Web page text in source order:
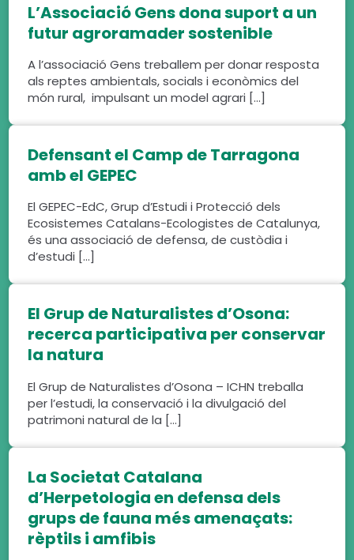
L’Associació Gens dona suport a un
futur agroramader sostenible
A l’associació Gens treballem per donar resposta
als reptes ambientals, socials i econòmics del
món rural, impulsant un model agrari […]
Defensant el Camp de Tarragona
amb el GEPEC
El GEPEC-EdC, Grup d’Estudi i Protecció dels
Ecosistemes Catalans-Ecologistes de Catalunya,
és una associació de defensa, de custòdia i
d’estudi […]
El Grup de Naturalistes d’Osona:
recerca participativa per conservar
la natura
El Grup de Naturalistes d’Osona – ICHN treballa
per l’estudi, la conservació i la divulgació del
patrimoni natural de la […]
La Societat Catalana
d’Herpetologia en defensa dels
grups de fauna més amenaçats:
rèptils i amfibis